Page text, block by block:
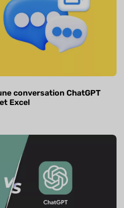
conversation ChatGPT
Excel